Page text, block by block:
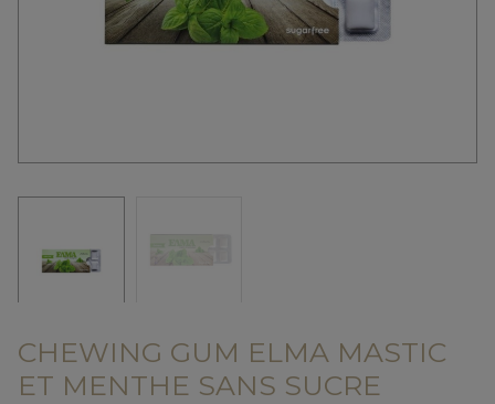
CHEWING GUM ELMA MASTIC
ET MENTHE SANS SUCRE